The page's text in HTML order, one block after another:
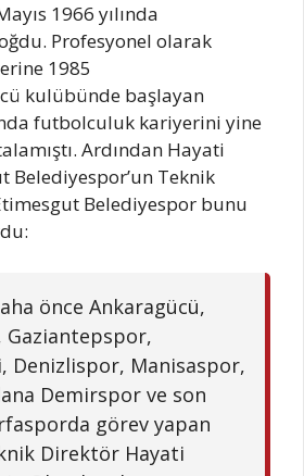
1966 yılında
Profesyonel olarak
1985
kulübünde başlayan
futbolculuk kariyerini yine
Ardından Hayati
Belediyespor’un Teknik
Belediyespor bunu
önce Ankaragücü,
Gaziantepspor,
Denizlispor, Manisaspor,
Demirspor ve son
görev yapan
Direktör Hayati